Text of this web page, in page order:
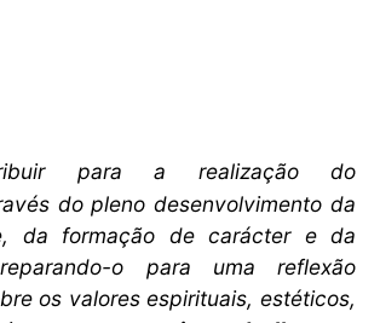
para a realização do
do pleno desenvolvimento da
da formação de carácter e da
o para uma reflexão
os valores espirituais, estéticos,